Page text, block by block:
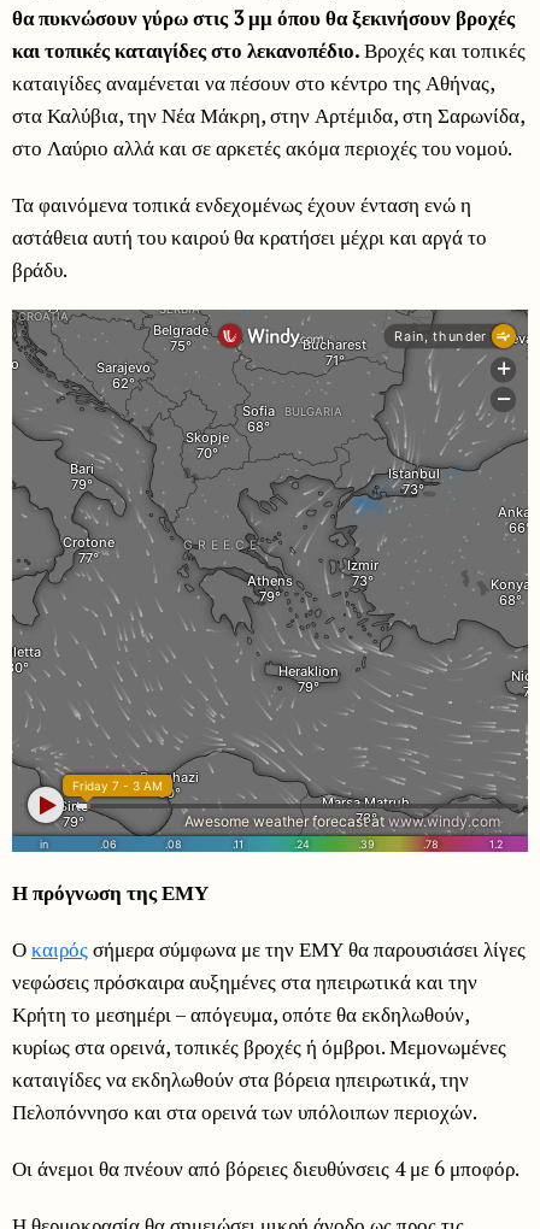
θα πυκνώσουν γύρω στις 3 μμ όπου θα ξεκινήσουν βροχές
και τοπικές καταιγίδες στο λεκανοπέδιο.Βροχές και τοπικές
καταιγίδες αναμένεται να πέσουν στο κέντρο της Αθήνας,
στα Καλύβια, την Νέα Μάκρη, στην Αρτέμιδα, στη Σαρωνίδα,
στο Λαύριο αλλά και σε αρκετές ακόμα περιοχές του νομού.
Τα φαινόμενα τοπικά ενδεχομένως έχουν ένταση ενώ η
αστάθεια αυτή του καιρού θα κρατήσει μέχρι και αργά το
βράδυ.
Η πρόγνωση της ΕΜΥ
Οκαιρόςσήμερα σύμφωνα με την ΕΜΥ θα παρουσιάσει λίγες
νεφώσεις πρόσκαιρα αυξημένες στα ηπειρωτικά και την
Κρήτη το μεσημέρι – απόγευμα, οπότε θα εκδηλωθούν,
κυρίως στα ορεινά, τοπικές βροχές ή όμβροι. Μεμονωμένες
καταιγίδες να εκδηλωθούν στα βόρεια ηπειρωτικά, την
Πελοπόννησο και στα ορεινά των υπόλοιπων περιοχών.
Οι άνεμοι θα πνέουν από βόρειες διευθύνσεις 4 με 6 μποφόρ.